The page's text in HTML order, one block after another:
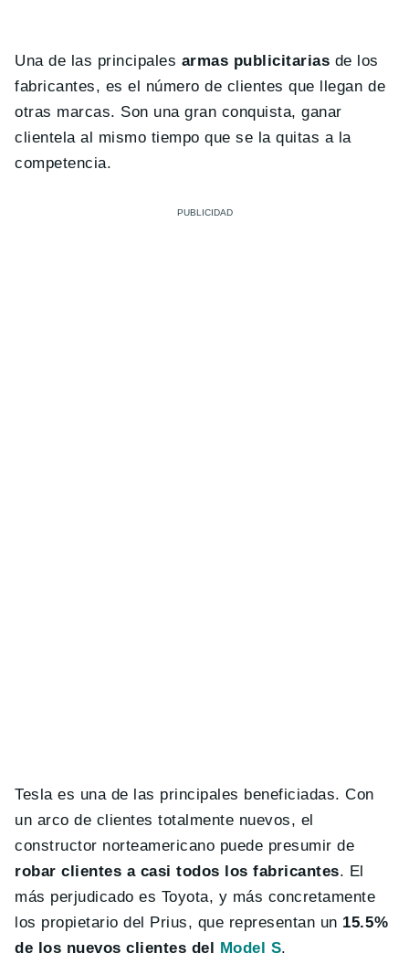
Una de las principales armas publicitarias de los
fabricantes, es el número de clientes que llegan de
otras marcas. Son una gran conquista, ganar
clientela al mismo tiempo que se la quitas a la
competencia.
Tesla es una de las principales beneficiadas. Con
un arco de clientes totalmente nuevos, el
constructor norteamericano puede presumir de
robar clientes a casi todos los fabricantes. El
más perjudicado es Toyota, y más concretamente
los propietario del Prius, que representan un 15.5%
de los nuevos clientes del Model S.